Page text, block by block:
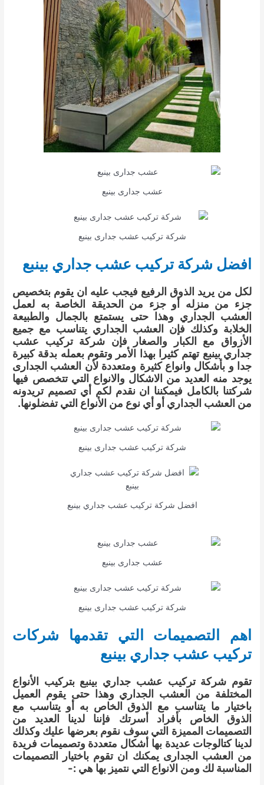
عشب جدارى بينبع
شركة تركيب عشب جدارى بينبع
افضل شركة تركيب عشب جداري بينبع
لكل من يريد الذوق الرفيع فيجب عليه ان يقوم بتخصيص
جزء من منزله أو جزء من الحديقة الخاصة به لعمل
العشب الجداري وهذا حتى يستمتع بالجمال والطبيعة
الخلابة وكذلك فإن العشب الجداري يتناسب مع جميع
الأزواق مع الكبار والصغار فإن شركة تركيب عشب
جداري بينبع تهتم كثيرا بهذا الأمر وتقوم بعمله بدقة كبيرة
جدا و بأشكال وانواع كثيرة ومتعددة لأن العشب الجدارى
يوجد منه العديد من الاشكال والانواع التي تتخصص فيها
شركتنا بالكامل فيمكننا ان نقدم لكم أي تصميم تريدونه
من العشب الجداري أو أي نوع من الأنواع التي تفضلونها.
شركة تركيب عشب جدارى بينبع
افضل شركة تركيب عشب جداري بينبع
عشب جدارى بينبع
شركة تركيب عشب جدارى بينبع
اهم التصميمات التي تقدمها شركات
تركيب عشب جداري بينبع
تقوم شركة تركيب عشب جداري بينبع بتركيب الأنواع
المختلفة من العشب الجداري وهذا حتى يقوم العميل
باختيار ما يتناسب مع الذوق الخاص به أو يتناسب مع
الذوق الخاص بأفراد أسرتك فإننا لدينا العديد من
التصميمات المميزة التي سوف نقوم بعرضها عليك وكذلك
لدينا كتالوجات عديدة بها أشكال متعددة وتصميمات فريدة
من العشب الجدارى يمكنك ان تقوم باختيار التصميمات
المناسبة لك ومن الانواع التي نتميز بها هي :-